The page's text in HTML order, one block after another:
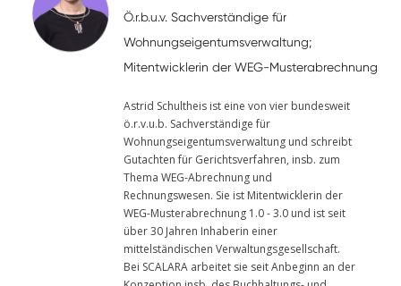
Ö.r.b.u.v. Sachverständige für
Wohnungseigentumsverwaltung;
Mitentwicklerin der WEG-Musterabrechnung
Astrid Schultheis ist eine von vier bundesweit
ö.r.v.u.b. Sachverständige für
Wohnungseigentumsverwaltung und schreibt
Gutachten für Gerichtsverfahren, insb. zum
Thema WEG-Abrechnung und
Rechnungswesen. Sie ist Mitentwicklerin der
WEG-Musterabrechnung 1.0 - 3.0 und ist seit
über 30 Jahren Inhaberin einer
mittelständischen Verwaltungsgesellschaft.
Bei SCALARA arbeitet sie seit Anbeginn an der